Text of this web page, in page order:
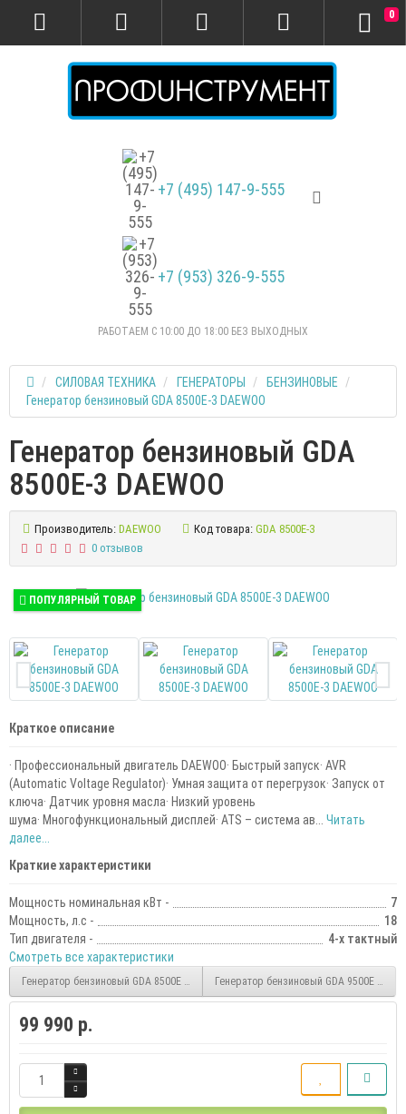
+7 (495) 147-9-555
+7 (953) 326-9-555
РАБОТАЕМ С 10:00 ДО 18:00 БЕЗ ВЫХОДНЫХ
0
СИЛОВАЯ ТЕХНИКА ГЕНЕРАТОРЫ
БЕНЗИНОВЫЕ
Генератор бензиновый GDA 8500E-3 DAEWOO
Генератор бензиновый GDA
8500E-3 DAEWOO
Производитель: DAEWOO Код товара: GDA 8500E-3
0 отзывов
ПОПУЛЯРНЫЙ ТОВАР
Краткое описание
· Профессиональный двигатель DAEWOO· Быстрый запуск· AVR
(Automatic Voltage Regulator)· Умная защита от перегрузок· Запуск от
ключа· Датчик уровня масла· Низкий уровень
шума· Многофункциональный дисплей· ATS – система ав... Читать
далее...
Краткие характеристики
Мощность номинальная кВт -
7
Мощность, л.с -
18
Тип двигателя -
4-х тактный
Смотреть все характеристики
Генератор бензиновый GDA 8500E DAEWOOГенератор бензиновый GDA 9500E
99 990 р.